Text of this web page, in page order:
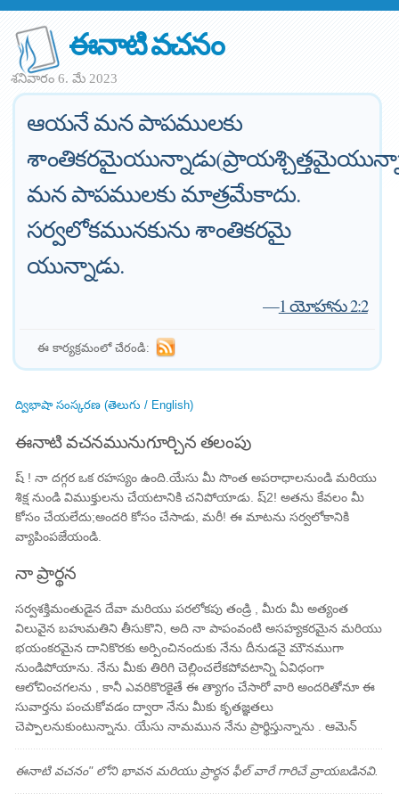
ఈనాటి వచనం
శనివారం 6. మే 2023
ఆయనే మన పాపములకు
మన పాపములకు మాత్రమేకాదు.
సర్వలోకమునకును శాంతికరమై
యున్నాడు.
—1 యోహాను 2:2
ఈ కార్యక్రమంలో చేరండి:
ద్విభాషా సంస్కరణ (తెలుగు / English)
ఈనాటి వచనమునుగూర్చిన తలంపు
ష్ ! నా దగ్గర ఒక రహస్యం ఉంది.యేసు మీ సొంత అపరాధాలనుండి మరియు
శిక్ష నుండి విముక్తులను చేయటానికి చనిపోయాడు. ష్2! అతను కేవలం మీ
కోసం చేయలేదు;అందరి కోసం చేసాడు, మరీ! ఈ మాటను సర్వలోకానికి
వ్యాపింపజేయండి.
నా ప్రార్థన
సర్వశక్తిమంతుడైన దేవా మరియు పరలోకపు తండ్రి , మీరు మీ అత్యంత
విలువైన బహుమతిని తీసుకొని, అది నా పాపంవంటి అసహ్యకరమైన మరియు
భయంకరమైన దానికొరకు అర్పించినందుకు నేను దీనుడనై మౌనముగా
నుండిపోయాను. నేను మీకు తిరిగి చెల్లించలేకపోవటాన్ని ఏవిధంగా
ఆలోచించగలను , కానీ ఎవరికొరకైతే ఈ త్యాగం చేసారో వారి అందరితోనూ ఈ
సువార్తను పంచుకోవడం ద్వారా నేను మీకు కృతజ్ఞతలు
చెప్పాలనుకుంటున్నాను. యేసు నామమున నేను ప్రార్థిస్తున్నాను . ఆమెన్
ఈనాటి వచనం" లోని భావన మరియు ప్రార్థన ఫీల్ వారే గారిచే వ్రాయబడినవి.